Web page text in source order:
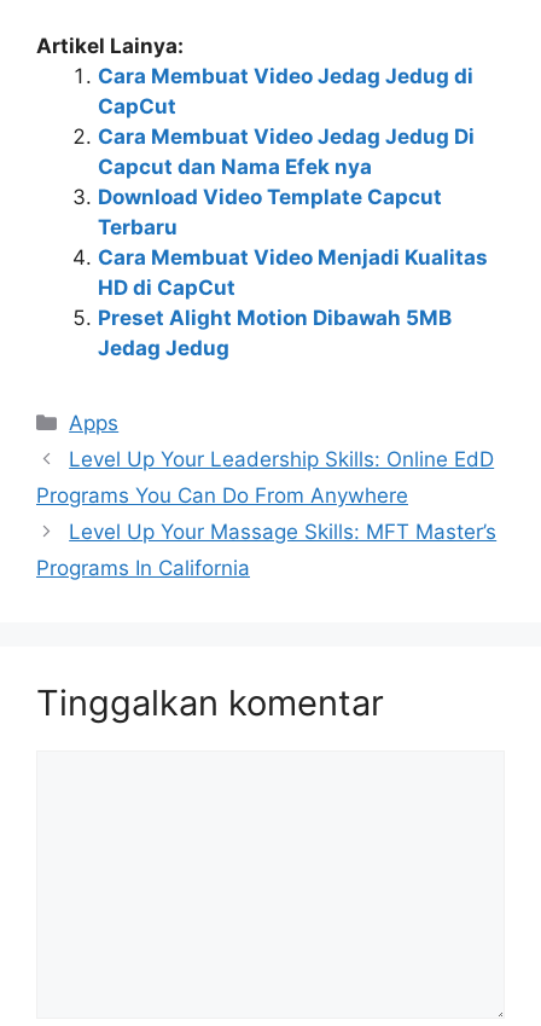
Artikel Lainya:
Cara Membuat Video Jedag Jedug di
CapCut
Cara Membuat Video Jedag Jedug Di
Capcut dan Nama Efek nya
Download Video Template Capcut
Terbaru
Cara Membuat Video Menjadi Kualitas
HD di CapCut
Preset Alight Motion Dibawah 5MB
Jedag Jedug
Kategori
Apps
Level Up Your Leadership Skills: Online EdD
Programs You Can Do From Anywhere
Level Up Your Massage Skills: MFT Master’s
Programs In California
Tinggalkan komentar